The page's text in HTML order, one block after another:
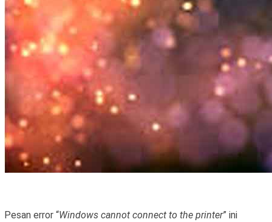
Pesan error “Windows cannot connect to the printer” ini